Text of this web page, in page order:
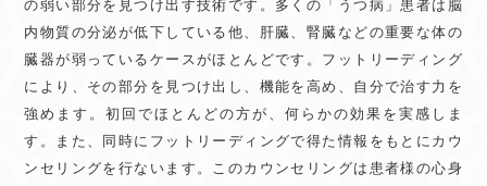
の弱い部分を見つけ出す技術です。多くの「うつ病」患者は脳
内物質の分泌が低下している他、肝臓、腎臓などの重要な体の
臓器が弱っているケースがほとんどです。フットリーディング
により、その部分を見つけ出し、機能を高め、自分で治す力を
強めます。初回でほとんどの方が、何らかの効果を実感しま
す。また、同時にフットリーディングで得た情報をもとにカウ
ンセリングを行ないます。このカウンセリングは患者様の心身